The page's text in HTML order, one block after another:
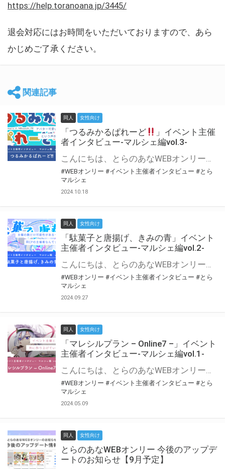
https://help.toranoana.jp/3445/
退会対応にはお時間をいただいておりますので、あら
かじめご了承ください。
関連記事
同人 女性向け
「つるみかるぱれーど
」イベント主催
者インタビュー-マルシェ編vol.3-
こんにちは、とらのあなWEBオンリー運営スタッフです。 新たにお届けする、イベント主催者インタビュー-マルシェ編-は、 とらのあなWEBオンリー「マルシェ」をご利用した主催様に 「マルシェ」を使って開催した感想や心がけをお聞きする企画です。 今回は、WEBオンリー初開催「つるみかるぱれーど
#WEBオンリー #イベント主催者インタビュー #とら
マルシェ
2024.10.18
同人 女性向け
「駄菓子と唐揚げ、きみの青」イベント
主催者インタビュー-マルシェ編vol.2-
こんにちは、とらのあなWEBオンリー運営スタッフです。 新たにお届けする、イベント主催者インタビュー-マルシェ編-は、 とらのあなWEBオンリー「マルシェ」をご利用の主催様に 「マルシェ」を使ってイベントを開催した感想や心がけをお聞きする企画です。 今回は、WEBオンリー初開催「駄菓子と唐揚げ、きみの青」より、 主催のぎこ六屋様にお話を伺いました。 協力：ぎこ六屋様／イベント公式Twitter（@krkgwks） とらのあなWEBオンリー「マルシェ」とは？ WEBオンリーでリアルタイムでコミュニケーションがとれるオンライン会場です。
#WEBオンリー #イベント主催者インタビュー #とら
マルシェ
2024.09.27
同人 女性向け
「マレシルプラン – Online7 –」イベント
主催者インタビュー-マルシェ編vol.1-
こんにちは、とらのあなWEBオンリー運営スタッフです。 新たにお届けする、イベント主催者インタビュー-マルシェ編-は、 とらのあなWEBオンリー「マルシェ」をご利用した主催様に 「マルシェ」を使って開催した感想や心がけをお聞きする企画です。 今回は、WEBオンリー開催7回目迎えた「マレシルプラン – Online7 –」より、 主催の玉川うた様にお話を伺いました。 ▼マレシルプランのインタビュー前回記事 「イベント主催者インタビュー vol.6」はこちら 協力：玉川うた様（マレシルプラン実行委員会 代表）／イベント公式Twitter（@mallesil_plan） とらのあなWEBオンリー「マルシェ」とは？ WEBオンリーでリアルタイムでコミュニケーションがとれるオンライン会場です。
#WEBオンリー #イベント主催者インタビュー #とら
マルシェ
2024.05.09
同人 女性向け
とらのあなWEBオンリー 今後のアップデ
ートのお知らせ【9月予定】